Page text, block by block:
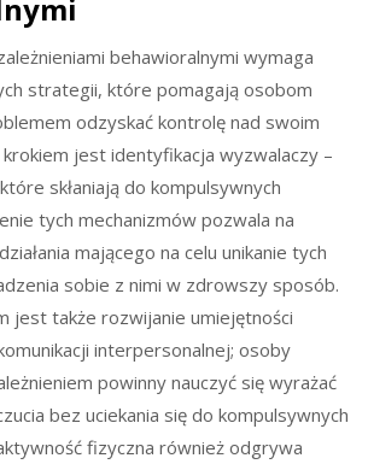
behawioralnymi wymaga
strategii, które pomagają osobom
odzyskać kontrolę nad swoim
jest identyfikacja wyzwalaczy –
skłaniają do kompulsywnych
tych mechanizmów pozwala na
mającego na celu unikanie tych
sobie z nimi w zdrowszy sposób.
jest także rozwijanie umiejętności
interpersonalnej; osoby
powinny nauczyć się wyrażać
bez uciekania się do kompulsywnych
fizyczna również odgrywa